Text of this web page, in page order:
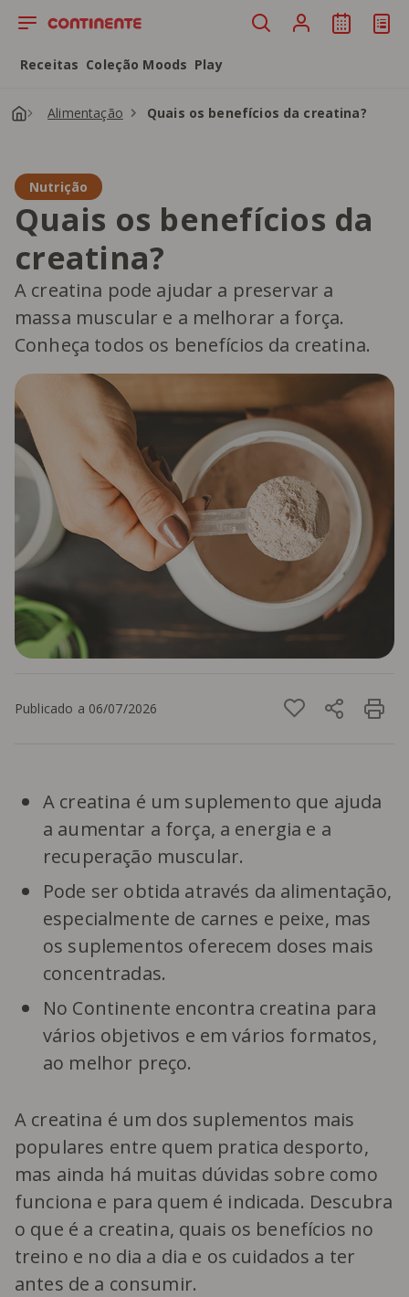
Saltar para o conteúdo principal
Receitas Coleção Moods Play
Alimentação Quais os benefícios da creatina?
Nutrição
Quais os benefícios da
creatina?
A creatina pode ajudar a preservar a
massa muscular e a melhorar a força.
Conheça todos os benefícios da creatina.
Publicado a 06/07/2026
A creatina é um suplemento que ajuda
a aumentar a força, a energia e a
recuperação muscular.
Pode ser obtida através da alimentação,
especialmente de carnes e peixe, mas
os suplementos oferecem doses mais
concentradas.
No Continente encontra creatina para
vários objetivos e em vários formatos,
ao melhor preço.
A creatina é um dos suplementos mais
populares entre quem pratica desporto,
mas ainda há muitas dúvidas sobre como
funciona e para quem é indicada. Descubra
o que é a creatina, quais os benefícios no
treino e no dia a dia e os cuidados a ter
antes de a consumir.